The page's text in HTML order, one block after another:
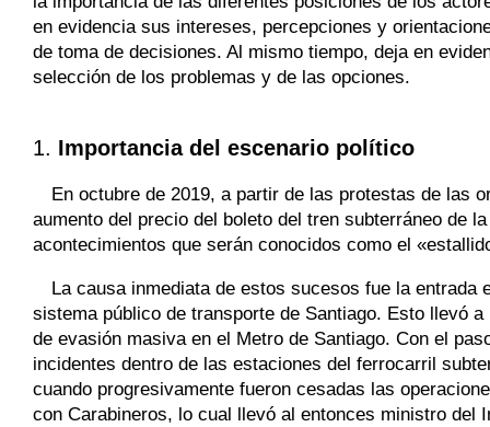
en evidencia sus intereses, percepciones y
de toma de decisiones. Al mismo tiempo, deja en
selección de los problemas y de las opciones.
1. Importancia del escenario político
En octubre de 2019, a partir de las protestas de las
aumento del precio del boleto del tren subterráneo de
acontecimientos que serán conocidos como el
La causa inmediata de estos sucesos fue la entrada
sistema público de transporte de Santiago. Esto llevó
de evasión masiva en el Metro de Santiago. Con el
incidentes dentro de las estaciones del ferrocarril
cuando progresivamente fueron cesadas las
con Carabineros, lo cual llevó al entonces ministro del